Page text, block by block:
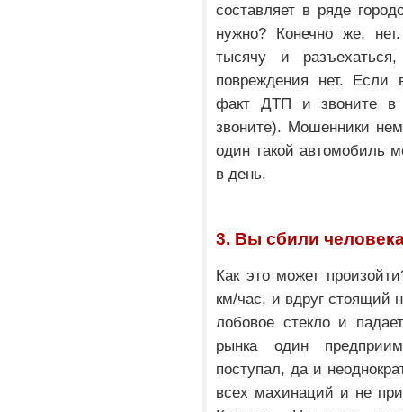
составляет в ряде
нужно? Конечно же,
тысячу и
повреждения нет. Если
факт ДТП и звоните в
звоните). Мошенники
один такой автомобиль
в день.
3. Вы сбили
Как это может
км/час, и вдруг стоящий
лобовое стекло и
рынка один
поступал, да и
всех махинаций и не